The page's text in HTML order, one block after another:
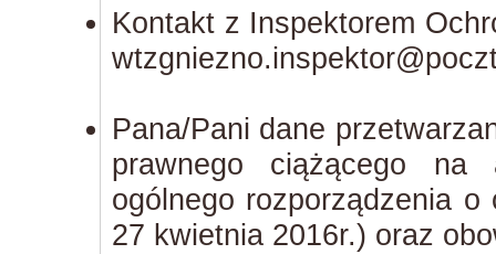
Kontakt z Inspektorem
Pana/Pani dane
prawnego ciążącego
ogólnego rozporządzenia
27 kwietnia 2016r.) oraz